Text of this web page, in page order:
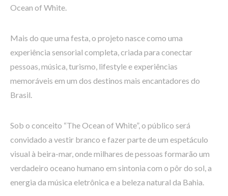
Ocean of White.
Mais do que uma festa, o projeto nasce como uma
experiência sensorial completa, criada para conectar
pessoas, música, turismo, lifestyle e experiências
memoráveis em um dos destinos mais encantadores do
Brasil.
Sob o conceito “The Ocean of White”, o público será
convidado a vestir branco e fazer parte de um espetáculo
visual à beira-mar, onde milhares de pessoas formarão um
verdadeiro oceano humano em sintonia com o pôr do sol, a
energia da música eletrônica e a beleza natural da Bahia.